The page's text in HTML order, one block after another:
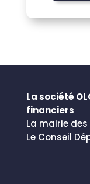
La société
financiers
La mairie des
Le Conseil